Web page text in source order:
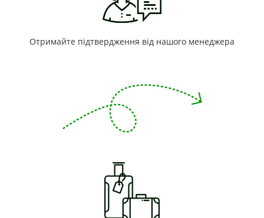
Отримайте підтвердження від нашого менеджера